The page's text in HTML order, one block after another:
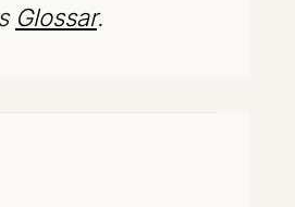
Glossar.